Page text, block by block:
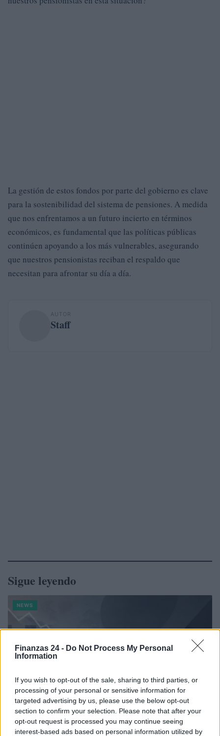
Finanzas 24 - Do Not Process My Personal
Information
If you wish to opt-out of the sale, sharing to third parties, or
processing of your personal or sensitive information for
targeted advertising by us, please use the below opt-out
section to confirm your selection. Please note that after your
opt-out request is processed you may continue seeing
interest-based ads based on personal information utilized by
La gestión de estos fondos por parte del gobierno es clave
para la sostenibilidad del sistema de pensiones. A medida
que nos enfrentamos a un futuro incierto en términos
económicos, es fundamental que las políticas públicas
continúen apoyando a los más vulnerables, asegurando
que nuestros pensionistas reciban el respaldo que
necesitan para afrontar su día a día.
AUTOR
Staff
Sigue leyendo
NEWS